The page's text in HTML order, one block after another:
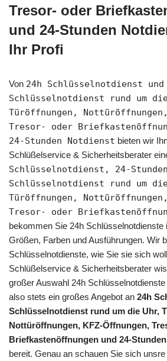
Tresor- oder
und 24-Stunden
Ihr Profi
Von 24h Schlüsselnotdienst und
Schlüsselnotdienst rund um
Türöffnungen,
Tresor- oder
24-Stunden Notdienst bieten wir
Schlüßelservice & Sicherheitsberater
Schlüsselnotdienst, 24-
Schlüsselnotdienst rund um
Türöffnungen,
Tresor- oder
bekommen Sie 24h Schlüsselnotdienste
Größen, Farben und Ausführungen. Wir
Schlüsselnotdienste, wie Sie sie sich
Schlüßelservice & Sicherheitsberater
großer Auswahl 24h
also stets ein großes Angebot an 24h
Schlüsselnotdienst rund um die Uhr,
Nottüröffnungen, KFZ-Öffnungen,
Briefkastenöffnungen und 24-
bereit. Genau an schauen Sie sich unsre